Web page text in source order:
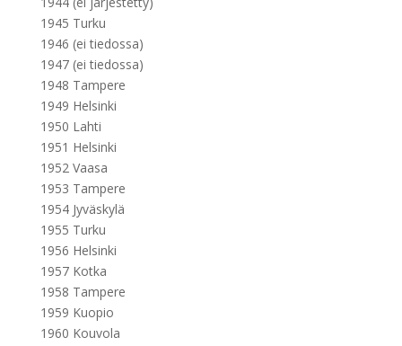
1945 Turku
1946 (ei tiedossa)
1947 (ei tiedossa)
1948 Tampere
1949 Helsinki
1950 Lahti
1951 Helsinki
1952 Vaasa
1953 Tampere
1954 Jyväskylä
1955 Turku
1956 Helsinki
1957 Kotka
1958 Tampere
1959 Kuopio
1960 Kouvola